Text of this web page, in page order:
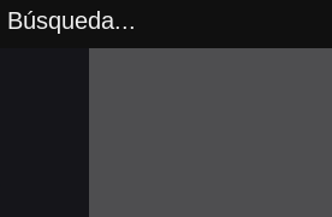
Búsqueda...